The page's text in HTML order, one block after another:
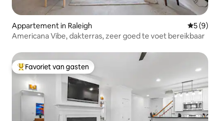
Appartement in Raleigh
5 (9)
Americana Vibe, dakterras, zeer goed te voet bereikbaar
Topfavoriet van gasten
Favoriet van gasten